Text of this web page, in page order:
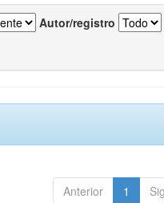
Autor/registro
Anterior 1